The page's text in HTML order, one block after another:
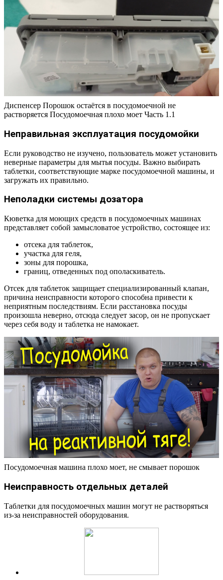
Диспенсер Порошок остаётся в посудомоечной не
растворяется Посудомоечная плохо моет Часть 1.1
Неправильная эксплуатация посудомойки
Если руководство не изучено, пользователь может установить
неверные параметры для мытья посуды. Важно выбирать
таблетки, соответствующие марке посудомоечной машины, и
загружать их правильно.
Неполадки системы дозатора
Кюветка для моющих средств в посудомоечных машинах
представляет собой замысловатое устройство, состоящее из:
отсека для таблеток,
участка для геля,
зоны для порошка,
границ, отведенных под ополаскиватель.
Отсек для таблеток защищает специализированный клапан,
причина неисправности которого способна привести к
неприятным последствиям. Если расстановка посуды
произошла неверно, отсюда следует засор, он не пропускает
через себя воду и таблетка не намокает.
Посудомоечная машина плохо моет, не смывает порошок
Неисправность отдельных деталей
Таблетки для посудомоечных машин могут не растворяться
из-за неисправностей оборудования.